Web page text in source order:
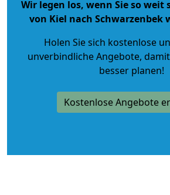
Wir legen los, wenn Sie so weit
von Kiel nach Schwarzenbek
Holen Sie sich kostenlose
unverbindliche Angebote,
besser planen!
Kostenlose Angebote